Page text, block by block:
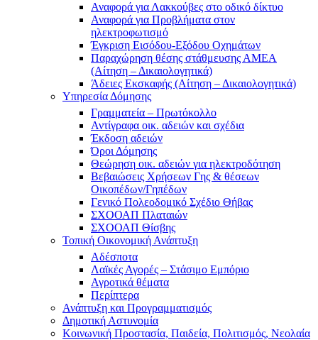
Αναφορά για Λακκούβες στο οδικό δίκτυο
Αναφορά για Προβλήματα στον
ηλεκτροφωτισμό
Έγκριση Εισόδου-Εξόδου Οχημάτων
Παραχώρηση θέσης στάθμευσης ΑΜΕΑ
(Αίτηση – Δικαιολογητικά)
Άδειες Εκσκαφής (Αίτηση – Δικαιολογητικά)
Υπηρεσία Δόμησης
Γραμματεία – Πρωτόκολλο
Αντίγραφα οικ. αδειών και σχέδια
Έκδοση αδειών
Όροι Δόμησης
Θεώρηση οικ. αδειών για ηλεκτροδότηση
Βεβαιώσεις Χρήσεων Γης & θέσεων
Οικοπέδων/Γηπέδων
Γενικό Πολεοδομικό Σχέδιο Θήβας
ΣΧΟΟΑΠ Πλαταιών
ΣΧΟΟΑΠ Θίσβης
Τοπική Οικονομική Ανάπτυξη
Αδέσποτα
Λαϊκές Αγορές – Στάσιμο Εμπόριο
Αγροτικά θέματα
Περίπτερα
Ανάπτυξη και Προγραμματισμός
Δημοτική Αστυνομία
Κοινωνική Προστασία, Παιδεία, Πολιτισμός, Νεολαία